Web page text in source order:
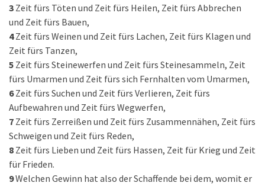
3 Zeit fürs Töten und Zeit fürs Heilen, Zeit fürs Abbrechen
und Zeit fürs Bauen,
4 Zeit fürs Weinen und Zeit fürs Lachen, Zeit fürs Klagen und
Zeit fürs Tanzen,
5 Zeit fürs Steinewerfen und Zeit fürs Steinesammeln, Zeit
fürs Umarmen und Zeit fürs sich Fernhalten vom Umarmen,
6 Zeit fürs Suchen und Zeit fürs Verlieren, Zeit fürs
Aufbewahren und Zeit fürs Wegwerfen,
7 Zeit fürs Zerreißen und Zeit fürs Zusammennähen, Zeit fürs
Schweigen und Zeit fürs Reden,
8 Zeit fürs Lieben und Zeit fürs Hassen, Zeit für Krieg und Zeit
für Frieden.
9Welchen Gewinn hat also der Schaffende bei dem, womit er